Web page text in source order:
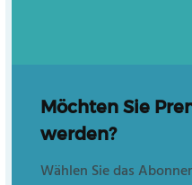
Möchten Sie
werden?
Wählen Sie das